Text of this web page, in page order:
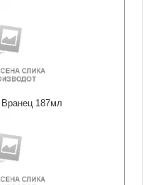
187мл